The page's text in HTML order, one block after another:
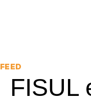
FEED
FISUL